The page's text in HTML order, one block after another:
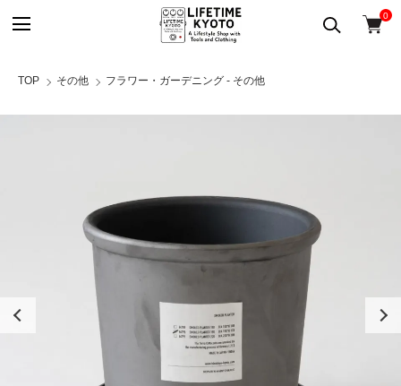
0
TOP その他 フラワー・ガーデニング - その他